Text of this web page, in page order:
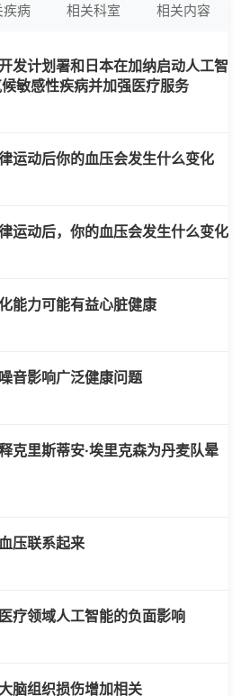
疾病 相关科室 相关内容
发计划署和日本在加纳启动人工智
敏感性疾病并加强医疗服务
运动后你的血压会发生什么变化
运动后，你的血压会发生什么变化
能力可能有益心脏健康
音影响广泛健康问题
克里斯蒂安·埃里克森为丹麦队晕
压联系起来
疗领域人工智能的负面影响
脑组织损伤增加相关